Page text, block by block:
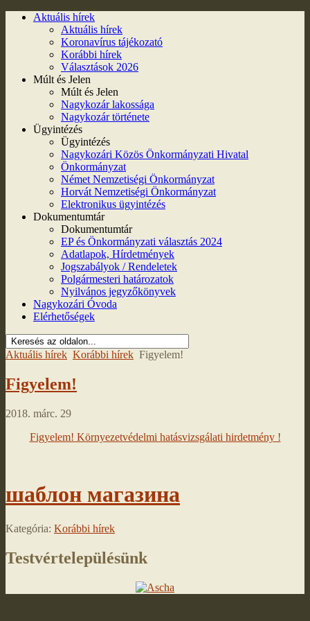
Aktuális hírek
Aktuális hírek
Koronavírus tájékozató
Korábbi hírek
Választások 2026
Múlt és Jelen
Múlt és Jelen
Nagykozár lakossága
Nagykozár története
Ügyintézés
Ügyintézés
Nagykozári Közös Önkormányzati Hivatal
Önkormányzat
Német Nemzetiségi Önkormányzat
Horvát Nemzetiségi Önkormányzat
Elektronikus ügyintézés
Dokumentumtár
Dokumentumtár
EP és Önkormányzati választás 2024
Adatlapok, Hírdetmények
Jogszabályok / Rendeletek
Polgármesteri határozatok
Nyilvános jegyzőkönyvek
Nagykozári Óvoda
Elérhetőségek
Aktuális hírek Korábbi hírek Figyelem!
Figyelem!
2018. márc. 29
Figyelem! Környezetvédelmi hatásvizsgálati hirdetmény !
шаблон магазина
Kategória: Korábbi hírek
Testvértelepülésünk